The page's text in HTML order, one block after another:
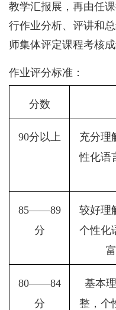
教学汇报展，再由任
行作业分析、评讲和
师集体评定课程考核成
作业评分标准：
分数
90分以上
充分理
性化语
85——89
分
较好理
个性化
80——84
分
基本
整，个